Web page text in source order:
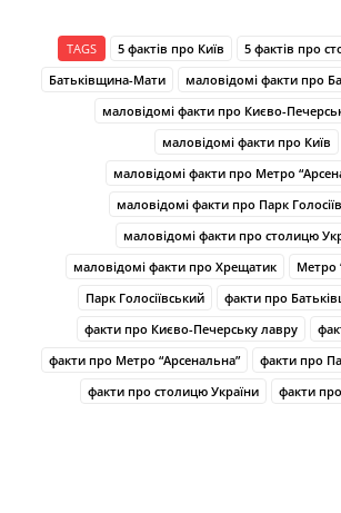
TAGS 5 фактів про Київ
5 фактів про
Батьківщина-Мати
маловідомі факти про
маловідомі факти про Києво-
маловідомі факти про Київ
маловідомі факти про Метро
маловідомі факти про Парк
маловідомі факти про столицю
маловідомі факти про Хрещатик
Метро
Парк Голосіївський
факти про
факти про Києво-Печерську лавру
факти про Метро “Арсенальна”
факти про
факти про столицю України
факти